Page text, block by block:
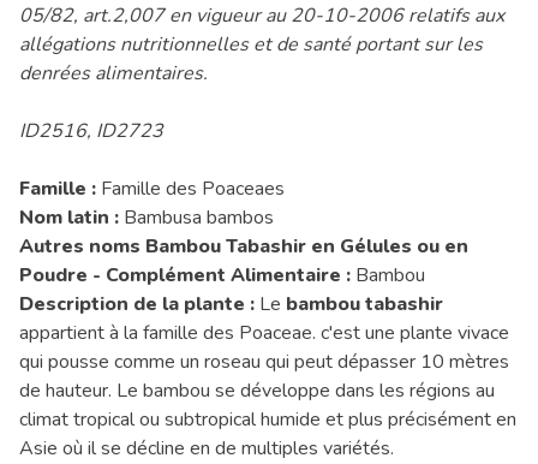
05/82, art.2,007 en vigueur au 20-10-2006 relatifs aux
allégations nutritionnelles et de santé portant sur les
denrées alimentaires.
ID2516, ID2723
Famille : Famille des Poaceaes
Nom latin : Bambusa bambos
Autres noms Bambou Tabashir en Gélules ou en
Poudre - Complément Alimentaire : Bambou
Description de la plante : Le bambou tabashir
appartient à la famille des Poaceae. c'est une plante vivace
qui pousse comme un roseau qui peut dépasser 10 mètres
de hauteur. Le bambou se développe dans les régions au
climat tropical ou subtropical humide et plus précisément en
Asie où il se décline en de multiples variétés.